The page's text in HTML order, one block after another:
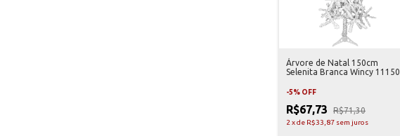
Árvore de Natal 150cm
Selenita Branca Wincy 11150
-5% OFF
R$67,73 R$71,30
2 xde R$33,87 sem juros